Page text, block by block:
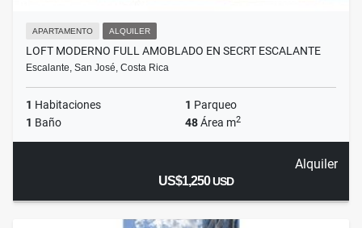
APARTAMENTO ALQUILER
LOFT MODERNO FULL AMOBLADO EN SECRT ESCALANTE
Escalante, San José, Costa Rica
1 Habitaciones 1 Parqueo
1 Baño 48Área m2
Alquiler
US$1,250USD